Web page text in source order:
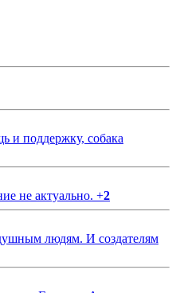
и поддержку, собака
не актуально. +2
людям. И создателям